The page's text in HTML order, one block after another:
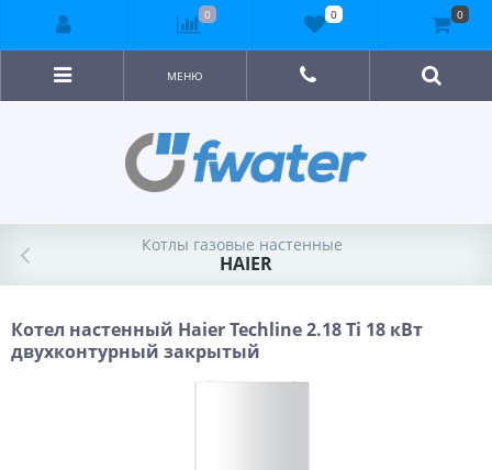
МЕНЮ
Котлы газовые настенные
HAIER
Котел настенный Haier Techline 2.18 Ti 18 кВт
двухконтурный закрытый
0 0 0